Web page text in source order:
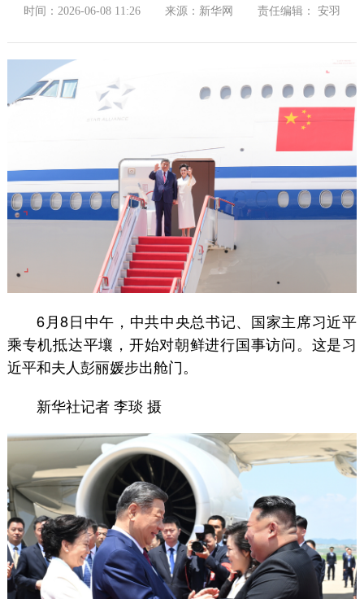
时间：2026-06-08 11:26 来源：新华网 责任编辑： 安羽
6月8日中午，中共中央总书记、国家主席习近平
乘专机抵达平壤，开始对朝鲜进行国事访问。这是习
近平和夫人彭丽媛步出舱门。
新华社记者 李琰 摄